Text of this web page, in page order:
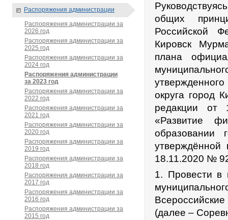
общих
Российской
Кировск
плана
округа город
редакции от
«Развитие
образовании
утверждённой
18.11.2020 №
1. Провести в
(далее –
Распоряжения администрации
Распоряжения администрации за
2026 год
Распоряжения администрации за
2025 год
Распоряжения администрации за
2024 год
Распоряжения администрации
за 2023 год
Распоряжения администрации за
2022 год
Распоряжения администрации за
2021 год
Распоряжения администрации за
2020 год
Распоряжения администрации за
2019 год
Распоряжения администрации за
2018 год
Распоряжения администрации за
2017 год
Распоряжения администрации за
2016 год
Распоряжения администрации за
2015 год